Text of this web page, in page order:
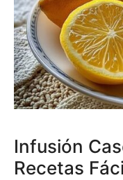
Infusión
Recetas